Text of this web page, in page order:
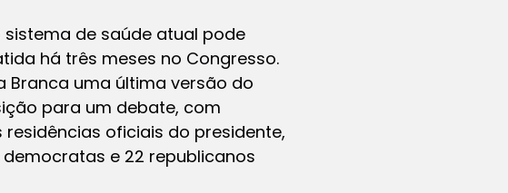
de saúde atual pode
há três meses no Congresso.
Branca uma última versão do
para um debate, com
oficiais do presidente,
e 22 republicanos